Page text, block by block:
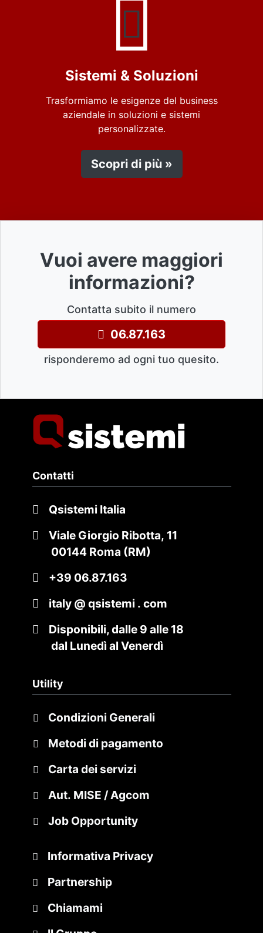
Sistemi & Soluzioni
Trasformiamo le esigenze del business
aziendale in soluzioni e sistemi
personalizzate.
Scopri di più »
Vuoi avere maggiori
informazioni?
Contatta subito il numero
06.87.163
risponderemo ad ogni tuo quesito.
Contatti
Qsistemi Italia
Viale Giorgio Ribotta, 11
00144 Roma (RM)
+39 06.87.163
italy @ qsistemi . com
Disponibili, dalle 9 alle 18
dal Lunedì al Venerdì
Utility
Condizioni Generali
Metodi di pagamento
Carta dei servizi
Aut. MISE / Agcom
Job Opportunity
Informativa Privacy
Partnership
Chiamami